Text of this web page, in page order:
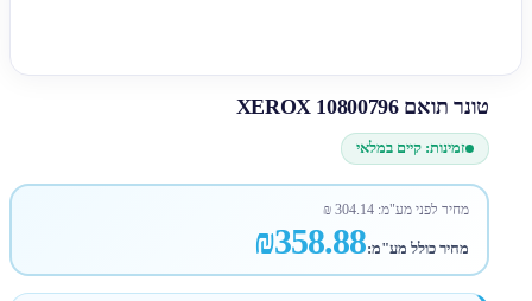
טונר תואם XEROX 10800796
זמינות: קיים במלאי
מחיר לפני מע"מ:304.14
₪
מחיר כולל מע"מ:₪358.88